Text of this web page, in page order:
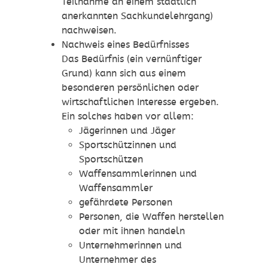
anerkannten Sachkundelehrgang)
nachweisen.
Nachweis eines Bedürfnisses
Das Bedürfnis (ein vernünftiger
Grund) kann sich aus einem
besonderen persönlichen oder
wirtschaftlichen Interesse ergeben.
Ein solches haben vor allem:
Jägerinnen und Jäger
Sportschützinnen und
Sportschützen
Waffensammlerinnen und
Waffensammler
gefährdete Personen
Personen, die Waffen herstellen
oder mit ihnen handeln
Unternehmerinnen und
Unternehmer des